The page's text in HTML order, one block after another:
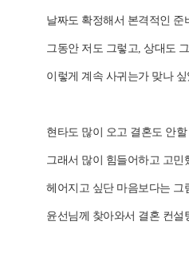
날짜도 확정해서 본격적인 준
그동안 저도 그렇고, 상대도
이렇게 계속 사귀는가 맞나
현타도 많이 오고 결혼도 안
그래서 많이 힘들어하고 고
헤어지고 싶단 마음보다는 그
윤선님께 찾아와서 결혼 컨설